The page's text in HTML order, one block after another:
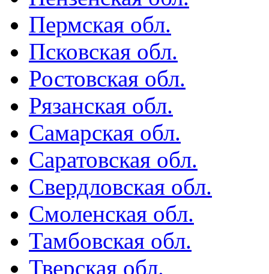
Пермская обл.
Псковская обл.
Ростовская обл.
Рязанская обл.
Самарская обл.
Саратовская обл.
Свердловская обл.
Смоленская обл.
Тамбовская обл.
Тверская обл.